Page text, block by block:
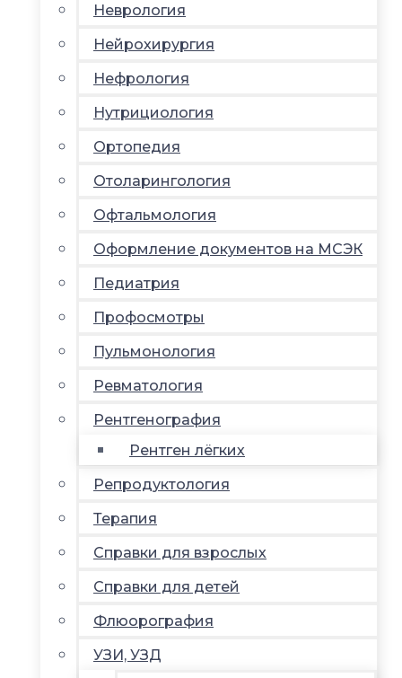
Неврология
Нейрохирургия
Нефрология
Нутрициология
Ортопедия
Отоларингология
Офтальмология
Оформление документов на МСЭК
Педиатрия
Профосмотры
Пульмонология
Ревматология
Рентгенография
Рентген лёгких
Репродуктология
Терапия
Справки для взрослых
Справки для детей
Флюорография
УЗИ, УЗД